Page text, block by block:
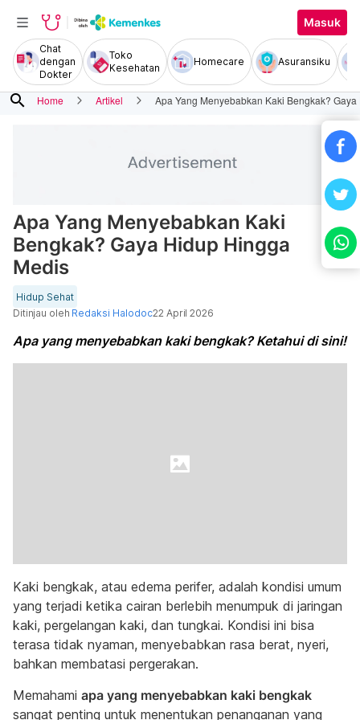
Masuk
Chat
dengan
Dokter
Toko
Kesehatan
Homecare Asuransiku
search Home Artikel Apa Yang Menyebabkan Kaki Bengkak?
Apa Yang Menyebabkan Kaki
Bengkak? Gaya Hidup Hingga
Medis
Hidup Sehat
Ditinjau oleh Redaksi Halodoc22 April 2026
Apa yang menyebabkan kaki bengkak? Ketahui di sini!
Kaki bengkak, atau edema perifer, adalah kondisi umum
yang terjadi ketika cairan berlebih menumpuk di jaringan
kaki, pergelangan kaki, dan tungkai. Kondisi ini bisa
terasa tidak nyaman, menyebabkan rasa berat, nyeri,
bahkan membatasi pergerakan.
Memahami apa yang menyebabkan kaki bengkak
sangat penting untuk menentukan penanganan yang